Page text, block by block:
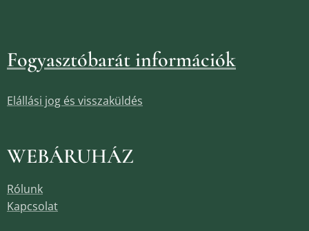
Fogyasztóbarát információk
Elállási jog és visszaküldés
WEBÁRUHÁZ
Rólunk
Kapcsolat